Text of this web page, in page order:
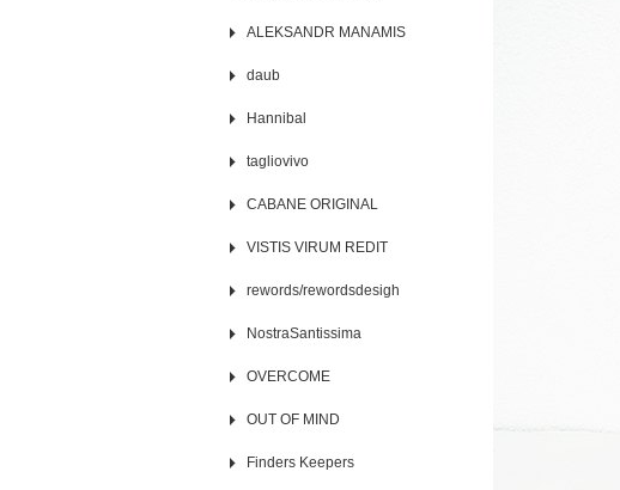
ALEKSANDR MANAMIS
daub
Hannibal
tagliovivo
CABANE ORIGINAL
VISTIS VIRUM REDIT
rewords/rewordsdesigh
NostraSantissima
OVERCOME
OUT OF MIND
Finders Keepers